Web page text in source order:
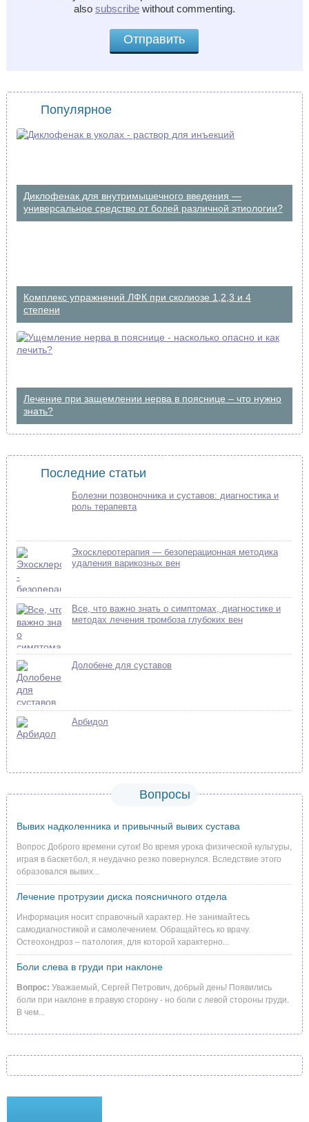
also subscribewithout commenting.
Популярное
Диклофенак для внутримышечного введения —
универсальное средство от болей различной этиологии?
Комплекс упражнений ЛФК при сколиозе 1,2,3 и 4
степени
Лечение при защемлении нерва в пояснице – что нужно
знать?
Последние статьи
Болезни позвоночника и суставов: диагностика и
роль терапевта
Эхосклеротерапия — безоперационная методика
удаления варикозных вен
Все, что важно знать о симптомах, диагностике и
методах лечения тромбоза глубоких вен
Долобене для суставов
Арбидол
Вопросы
Вывих надколенника и привычный вывих сустава
Вопрос Доброго времени суток! Во время урока физической культуры,
играя в баскетбол, я неудачно резко повернулся. Вследствие этого
образовался вывих...
Лечение протрузии диска поясничного отдела
Информация носит справочный характер. Не занимайтесь
самодиагностикой и самолечением. Обращайтесь ко врачу.
Остеохондроз – патология, для которой характерно...
Боли слева в груди при наклоне
Вопрос: Уважаемый, Сергей Петрович, добрый день! Появились
боли при наклоне в правую сторону - но боли с левой стороны груди.
В чем...